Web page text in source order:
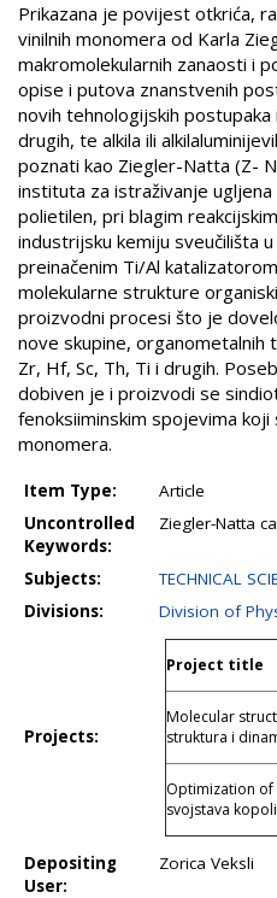
Prikazana je povijest otkrića,
vinilnih monomera od Karla
makromolekularnih zanaosti i
opise i putova znanstvenih
novih tehnologijskih
drugih, te alkila ili
poznati kao Ziegler-Natta (Z-
instituta za istraživanje
polietilen, pri blagim
industrijsku kemiju sveučilišta
preinačenim Ti/Al
molekularne strukture
proizvodni procesi što je
nove skupine, organometalnih
Zr, Hf, Sc, Th, Ti i drugih.
dobiven je i proizvodi se
fenoksiiminskim spojevima
monomera.
Item Type:
Article
Uncontrolled
Keywords:
Ziegler-Natta
Subjects:
TECHNICAL
Divisions:
Division of
Projects:
Project title
Molecular
struktura i
Optimization
svojstava
Depositing
User:
Zorica Veksli